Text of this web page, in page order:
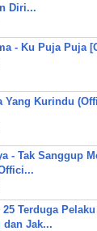
Diri...
- Ku Puja Puja
Yang Kurindu
- Tak Sanggup
25 Terduga
dan Jak...